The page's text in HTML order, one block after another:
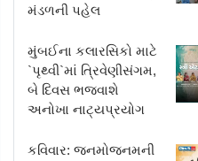
મંડળની પહેલ
મુંબઈના કલારસિકો માટે
`પૃથ્વી`માં ત્રિવેણીસંગમ,
બે દિવસ ભજવાશે
અનોખા નાટ્યપ્રયોગ
કવિવાર: જનમોજનમની